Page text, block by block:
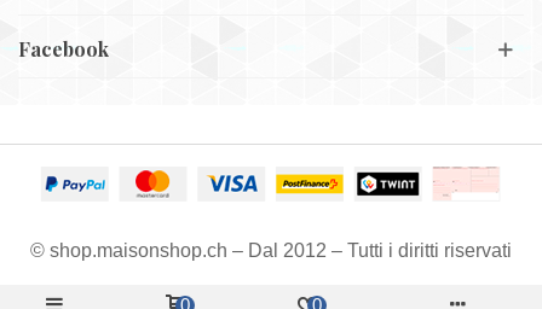
Facebook
© shop.maisonshop.ch – Dal 2012 – Tutti i diritti riservati